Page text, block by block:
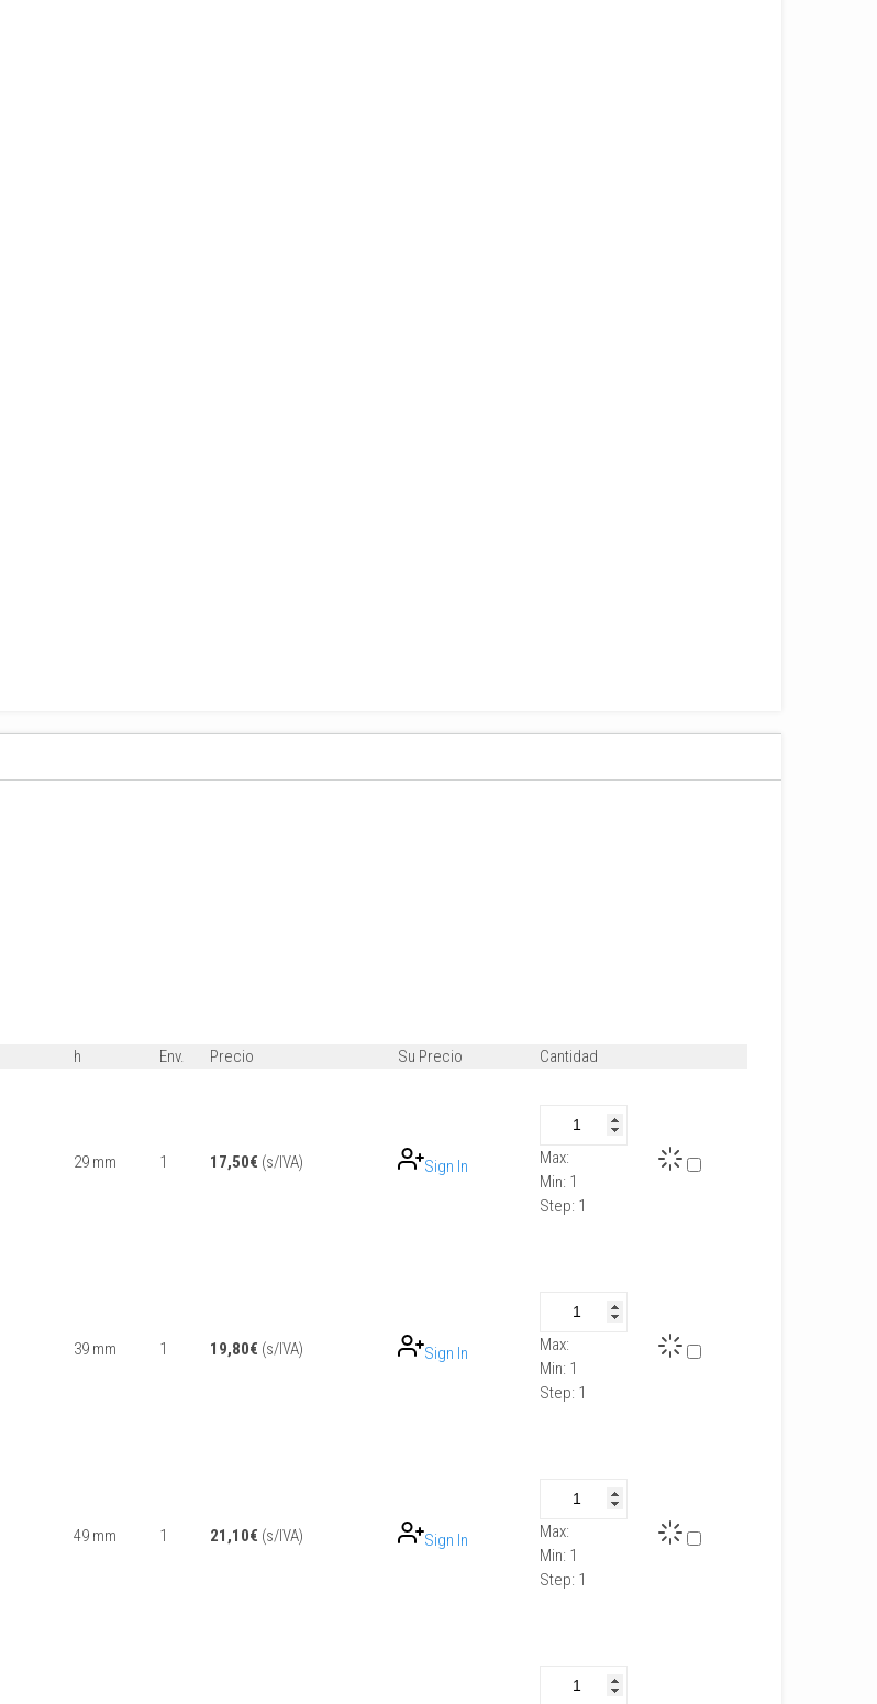
h Env. Precio Su Precio Cantidad
29 mm 1 17,50€ (s/IVA) Sign In
Max:
Min: 1
Step: 1
39 mm 1 19,80€ (s/IVA) Sign In
Max:
Min: 1
Step: 1
49 mm 1 21,10€ (s/IVA) Sign In
Max:
Min: 1
Step: 1